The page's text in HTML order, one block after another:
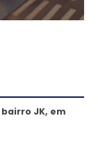
JK, em